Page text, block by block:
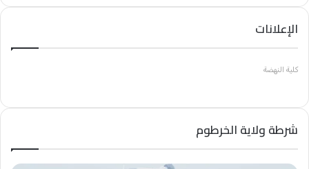
الإعلانات
كلية النهضة
شرطة ولاية الخرطوم